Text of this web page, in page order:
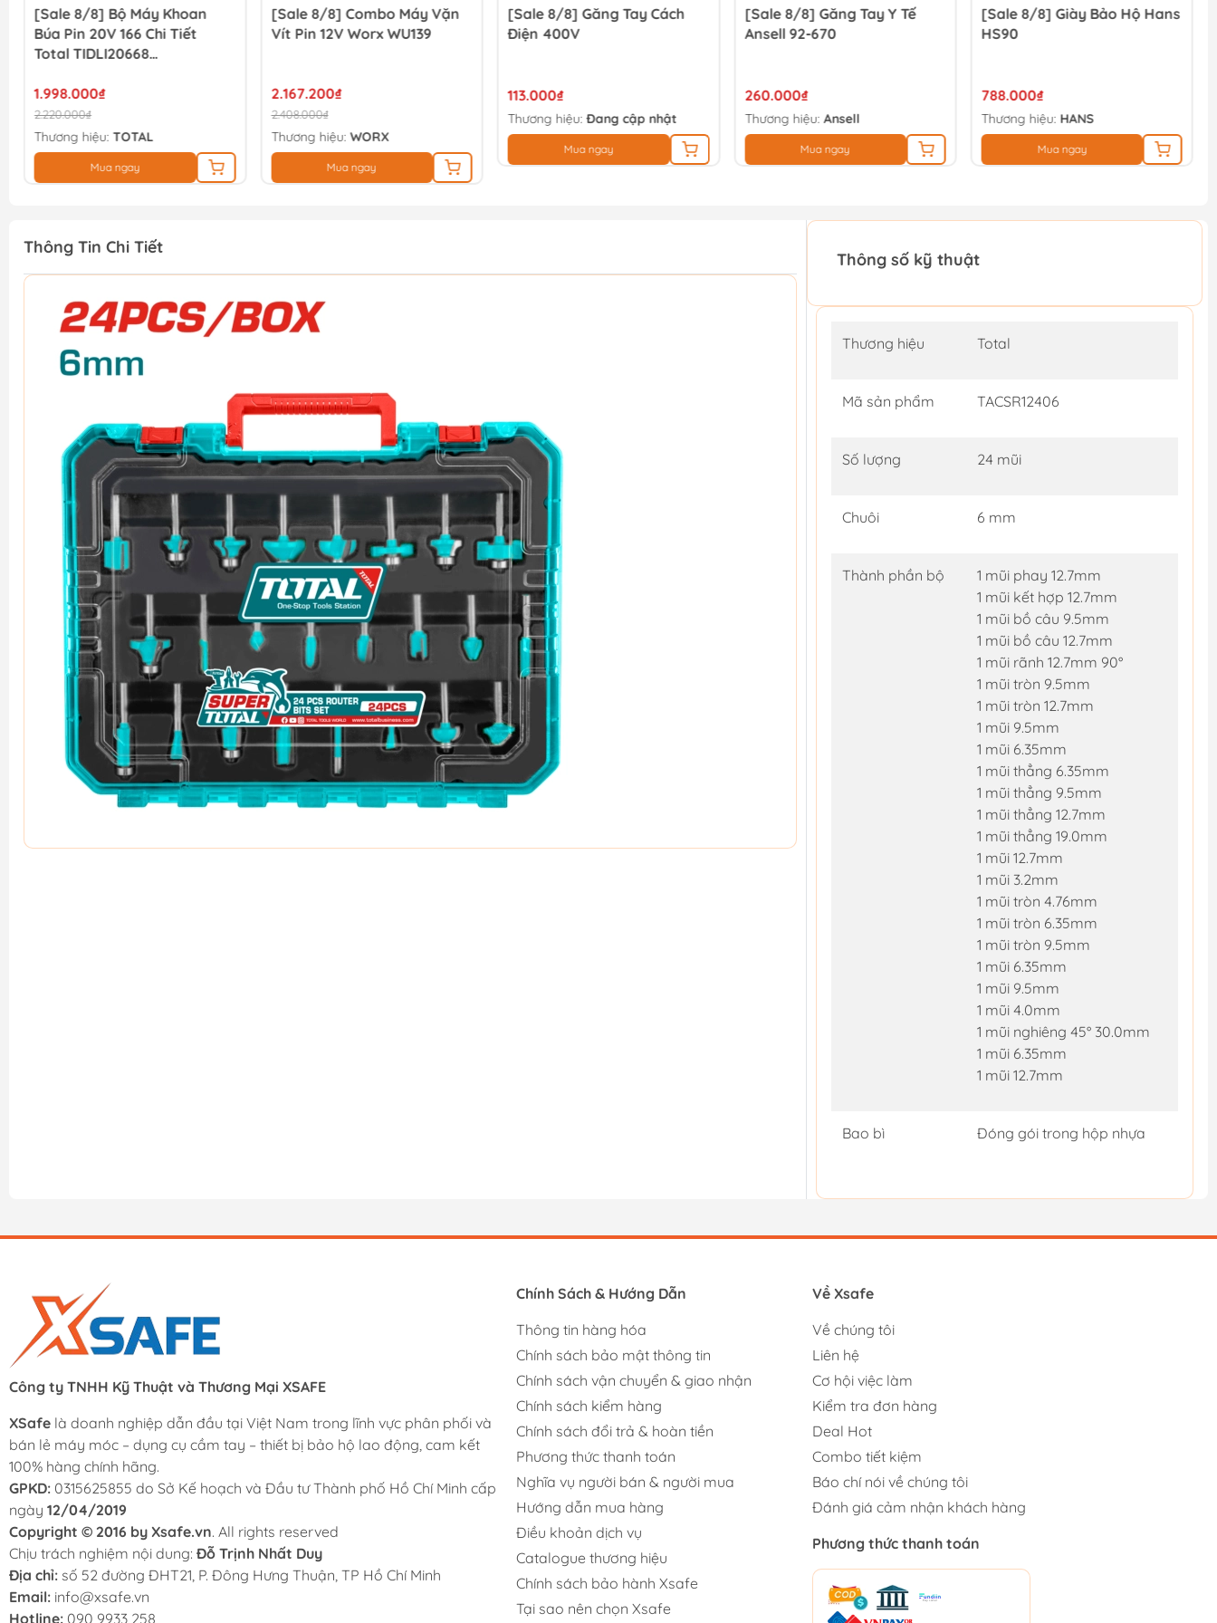
[Sale 8/8] Bộ Máy Khoan
Búa Pin 20V 166 Chi Tiết
Total TIDLI20668
1.998.000₫
2.220.000₫
Thương hiệu: TOTAL
Mua ngay
[Sale 8/8] Combo Máy Vặn
Vít Pin 12V Worx WU139
2.167.200₫
2.408.000₫
Thương hiệu:WORX
Mua ngay
[Sale 8/8] Găng Tay Cách
Điện 400V
113.000₫
Thương hiệu:Đang cập nhật
Mua ngay
[Sale 8/8] Găng Tay Y Tế
Ansell 92-670
260.000₫
Thương hiệu:Ansell
Mua ngay
[Sale 8/8] Giày Bảo Hộ Hans
HS90
788.000₫
Thương hiệu: HANS
Mua ngay
Thông Tin Chi Tiết
Thông số kỹ thuật
Thương hiệu Total
Mã sản phẩm TACSR12406
Số lượng 24 mũi
Chuôi 6 mm
Thành phần bộ
1 mũi phay 12.7mm
1 mũi kết hợp 12.7mm
1 mũi bồ câu 9.5mm
1 mũi bồ câu 12.7mm
1 mũi rãnh 12.7mm 90°
1 mũi tròn 9.5mm
1 mũi tròn 12.7mm
1 mũi 9.5mm
1 mũi 6.35mm
1 mũi thẳng 6.35mm
1 mũi thẳng 9.5mm
1 mũi thẳng 12.7mm
1 mũi thẳng 19.0mm
1 mũi 12.7mm
1 mũi 3.2mm
1 mũi tròn 4.76mm
1 mũi tròn 6.35mm
1 mũi tròn 9.5mm
1 mũi 6.35mm
1 mũi 9.5mm
1 mũi 4.0mm
1 mũi nghiêng 45° 30.0mm
1 mũi 6.35mm
1 mũi 12.7mm
Bao bì Đóng gói trong hộp nhựa
Công ty TNHH Kỹ Thuật và Thương Mại XSAFE
XSafe là doanh nghiệp dẫn đầu tại Việt Nam trong lĩnh vực phân phối và
bán lẻ máy móc – dụng cụ cầm tay – thiết bị bảo hộ lao động, cam kết
100% hàng chính hãng.
GPKD: 0315625855 do Sở Kế hoạch và Đầu tư Thành phố Hồ Chí Minh cấp
ngày 12/04/2019
Copyright © 2016 by Xsafe.vn. All rights reserved
Chịu trách nghiệm nội dung: Đỗ Trịnh Nhất Duy
Địa chỉ: số 52 đường ĐHT21, P. Đông Hưng Thuận, TP Hồ Chí Minh
Email: info@xsafe.vn
Hotline: 090 9933 258
Chính Sách & Hướng Dẫn
Thông tin hàng hóa
Chính sách bảo mật thông tin
Chính sách vận chuyển & giao nhận
Chính sách kiểm hàng
Chính sách đổi trả & hoàn tiền
Phương thức thanh toán
Nghĩa vụ người bán & người mua
Hướng dẫn mua hàng
Điều khoản dịch vụ
Catalogue thương hiệu
Chính sách bảo hành Xsafe
Tại sao nên chọn Xsafe
Về Xsafe
Về chúng tôi
Liên hệ
Cơ hội việc làm
Kiểm tra đơn hàng
Deal Hot
Combo tiết kiệm
Báo chí nói về chúng tôi
Đánh giá cảm nhận khách hàng
Phương thức thanh toán